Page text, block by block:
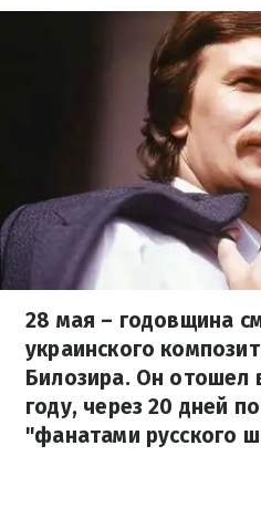
28 мая – годовщина
украинского
Билозира. Он отошел
году, через 20 дней
"фанатами русского